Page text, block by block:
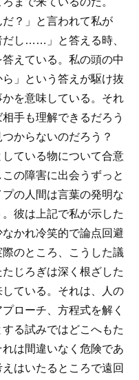
だ？」と言われて私が
だし……」と答える時、
えている。私の頭の中
」という答えが駆け抜
を意味している。それ
手も理解できるだろう
からないのだろう？
ている物について合意
の障害に出会うずっと
の人間は言葉の発明な
彼は上記で私が示した
かれ冷笑的で論点回避
のところ、こうした議
じろぎは深く根ざした
ている。それは、人の
ローチ、方程式を解く
る試みではどこへもた
は間違いなく危険であ
はいたるところで遠回